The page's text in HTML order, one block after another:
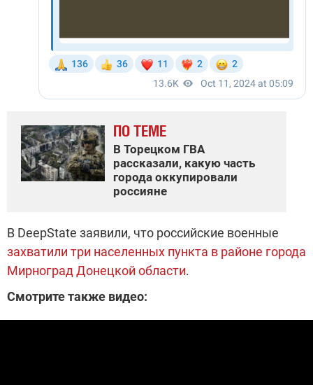
ПО ТЕМЕ
В Торецком ГВА
рассказали, какую часть
города оккупировали
россияне
В DeepState заявили, что российские военные
захватили три населенных пункта в районе города
Мирноград Донецкой области.
Смотрите также видео: